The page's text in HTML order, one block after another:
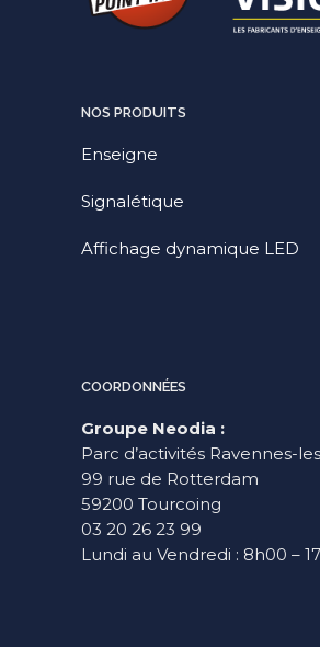
NOS PRODUITS
Enseigne
Signalétique
Affichage dynamique LED
COORDONNÉES
Groupe Neodia :
Parc d’activités Ravennes-
99 rue de Rotterdam
59200 Tourcoing
03 20 26 23 99
Lundi au Vendredi : 8h00 –